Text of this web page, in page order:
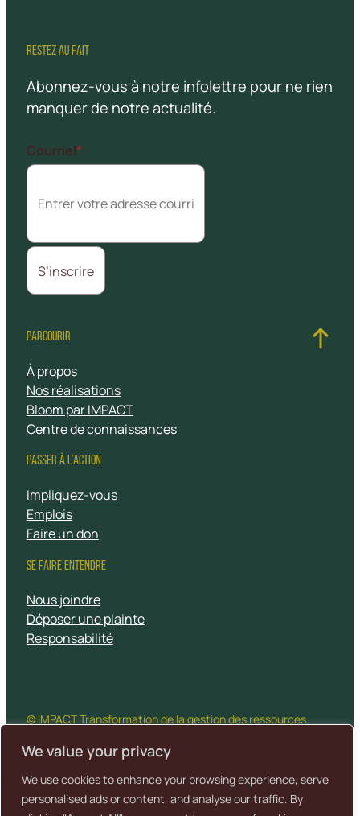
We value your privacy
We use cookies to enhance your browsing experience, serve
personalised ads or content, and analyse our traffic. By
RESTEZ AU FAIT
Abonnez-vous à notre infolettre pour ne rien
manquer de notre actualité.
Courriel*
PARCOURIR
À propos
Nos réalisations
Bloom par IMPACT
Centre de connaissances
PASSER À L’ACTION
Impliquez-vous
Emplois
Faire un don
SE FAIRE ENTENDRE
Nous joindre
Déposer une plainte
Responsabilité
© IMPACT Transformation de la gestion des ressources
Politique de
confidentialitéd’utilisation
Crédits
cartographiques
Un site
propulsé par